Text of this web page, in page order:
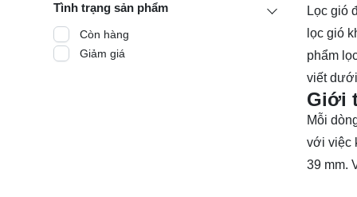
Tình trạng sản phẩm
Còn hàng
Giảm giá
Lọc gió
lọc gió
phẩm
viết
Giới
Mỗi
với việc
39 mm.